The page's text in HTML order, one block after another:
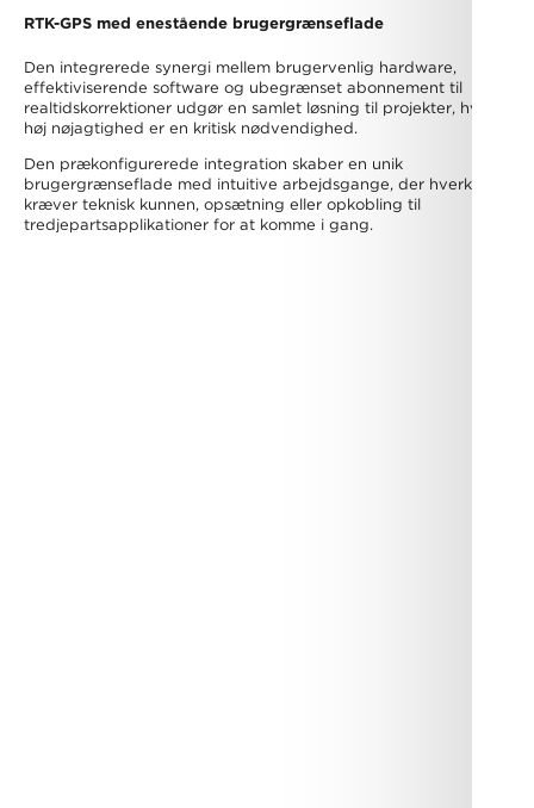
RTK-GPS med enestående brugergrænseflade
Den integrerede synergi mellem brugervenlig hardware,
effektiviserende software og ubegrænset abonnement til
realtidskorrektioner udgør en samlet løsning til projekter, hvor
høj nøjagtighed er en kritisk nødvendighed.
Den prækonfigurerede integration skaber en unik
brugergrænseflade med intuitive arbejdsgange, der hverken
kræver teknisk kunnen, opsætning eller opkobling til
tredjepartsapplikationer for at komme i gang.